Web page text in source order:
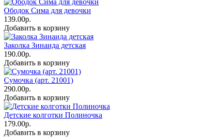
Ободок Сима для девочки
139.00р.
Добавить в корзину
Заколка Зинаида детская
190.00р.
Добавить в корзину
Сумочка (арт. 21001)
290.00р.
Добавить в корзину
Детские колготки Полиночка
179.00р.
Добавить в корзину